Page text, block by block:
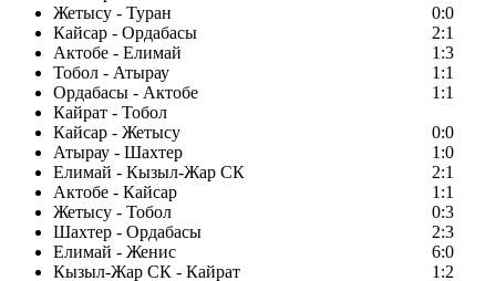
Жетысу - Туран
0:0
Кайсар - Ордабасы
2:1
Актобе - Елимай
1:3
Тобол - Атырау
1:1
Ордабасы - Актобе
1:1
Кайрат - Тобол
Кайсар - Жетысу
0:0
Атырау - Шахтер
1:0
Елимай - Кызыл-Жар СК
2:1
Актобе - Кайсар
1:1
Жетысу - Тобол
0:3
Шахтер - Ордабасы
2:3
Елимай - Женис
6:0
Кызыл-Жар СК - Кайрат
1:2